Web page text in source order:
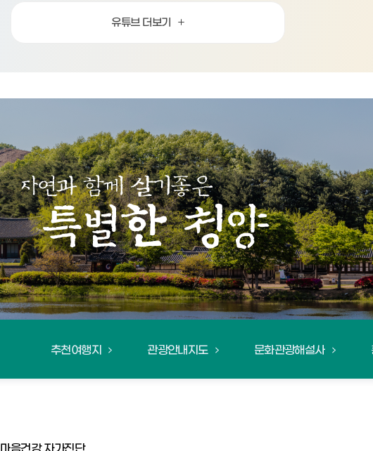
유튜브 더보기
추천여행지 관광안내지도 문화관광해설사